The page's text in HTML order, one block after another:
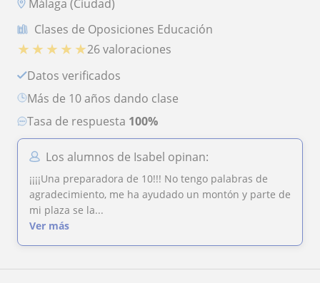
Málaga (Ciudad)
Clases de Oposiciones Educación
★ ★ ★ ★ ★26 valoraciones
Datos verificados
más de 10 años dando clase
Tasa de respuesta 100%
Los alumnos de Isabel opinan:
¡¡¡¡Una preparadora de 10!!! No tengo palabras de
agradecimiento, me ha ayudado un montón y parte de
mi plaza se la...
Ver más